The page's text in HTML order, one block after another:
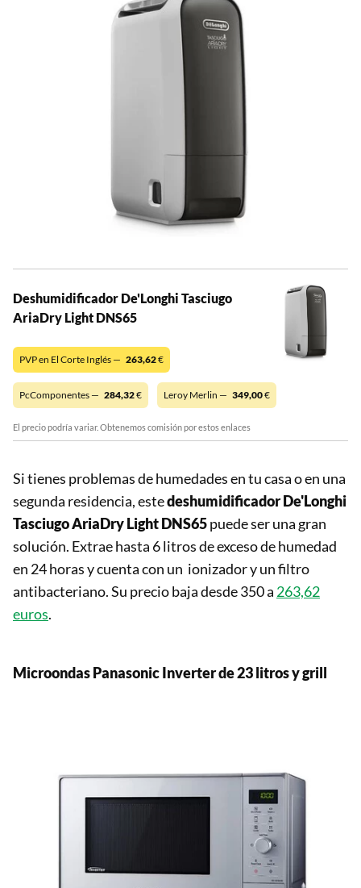
Deshumidificador De'Longhi Tasciugo
AriaDry Light DNS65
PVP en El Corte Inglés — 263,62€
PcComponentes — 284,32€ Leroy Merlin — 349,00€
El precio podría variar. Obtenemos comisión por estos enlaces
Si tienes problemas de humedades en tu casa o en una
segunda residencia, estedeshumidificador De'Longhi
Tasciugo AriaDry Light DNS65puede ser una gran
solución. Extrae hasta 6 litros de exceso de humedad
en 24 horas y cuenta con un ionizador y un filtro
antibacteriano. Su precio baja desde 350 a 263,62
euros.
Microondas Panasonic Inverter de 23 litros y grill